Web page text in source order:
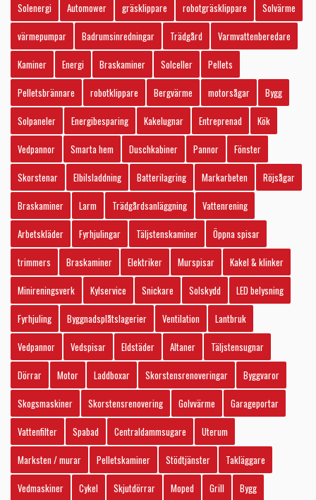
Solenergi
Automower gräsklippare robotgräsklippare
Solvärme
värmepumpar
Badrumsinredningar Trädgård
Varmvattenberedare
Kaminer
Energi Braskaminer Solceller
Pellets
Pelletsbrännare
robotklippare Bergvärme motorsågar
Bygg
Solpaneler
Energibesparing Kakelugnar Entreprenad
Kök
Vedpannor
Smarta hem Duschkabiner Pannor
Fönster
Skorstenar
Elbilsladdning Batterilagring Markarbeten
Röjsågar
Braskaminer
Larm Trädgårdsanläggning
Vattenrening
Arbetskläder
Fyrhjulingar Täljstenskaminer
Öppna spisar
trimmers
Braskaminer Elektriker Murspisar
Kakel & klinker
Minireningsverk
Kylservice Snickare Solskydd
LED belysning
Fyrhjuling
Byggnadsplåtslagerier Ventilation
Lantbruk
Vedpannor
Vedspisar Eldstäder Altaner
Täljstensugnar
Dörrar
Motor Laddboxar Skorstensrenoveringar
Byggvaror
Skogsmaskiner
Skorstensrenovering Golvvärme
Garageportar
Vattenfilter
Spabad Centraldammsugare
Uterum
Marksten / murar
Pelletskaminer Stödtjänster
Takläggare
Vedmaskiner
Cykel Skjutdörrar Moped Grill
Bygg